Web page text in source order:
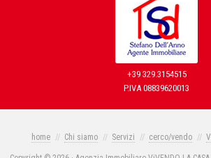
+39 329.3154515
P.IVA 08839620013
home Chi siamo Servizi cerco/vendo